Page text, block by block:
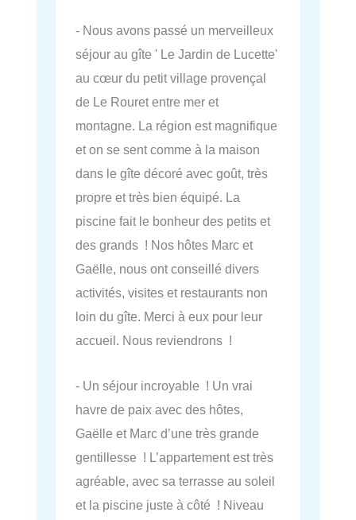
- Nous avons passé un merveilleux
séjour au gîte ' Le Jardin de Lucette'
au cœur du petit village provençal
de Le Rouret entre mer et
montagne. La région est magnifique
et on se sent comme à la maison
dans le gîte décoré avec goût, très
propre et très bien équipé. La
piscine fait le bonheur des petits et
des grands ! Nos hôtes Marc et
Gaëlle, nous ont conseillé divers
activités, visites et restaurants non
loin du gîte. Merci à eux pour leur
accueil. Nous reviendrons !
- Un séjour incroyable ! Un vrai
havre de paix avec des hôtes,
Gaëlle et Marc d’une très grande
gentillesse ! L’appartement est très
agréable, avec sa terrasse au soleil
et la piscine juste à côté ! Niveau